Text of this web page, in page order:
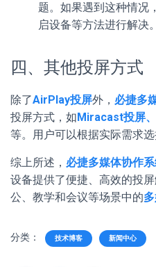
题。如果遇到这种情况
启设备等方法进行解决。
四、其他投屏方式
除了AirPlay投屏外， 必捷多
投屏方式，如 Miracast投屏
等。用户可以根据实际需求选
综上所述， 必捷多媒体协作
设备提供了便捷、高效的投
公、教学和会议等场景中的
分类： 技术博客 新闻中心